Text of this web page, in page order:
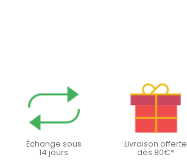
Échange sous
14 jours
Livraison offerte
dès 80€*